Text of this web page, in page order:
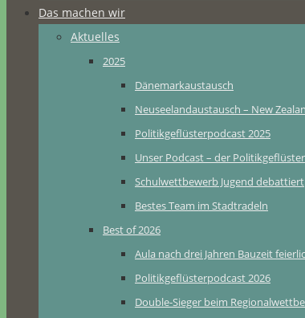
Das machen wir
Aktuelles
2025
Dänemarkaustausch
Neuseelandaustausch – New
Politikgeflüsterpodcast 2025
Unser Podcast – der
Schulwettbewerb Jugend debattiert
Bestes Team im Stadtradeln
Best of 2026
Aula nach drei Jahren Bauzeit
Politikgeflüsterpodcast 2026
Double-Sieger beim